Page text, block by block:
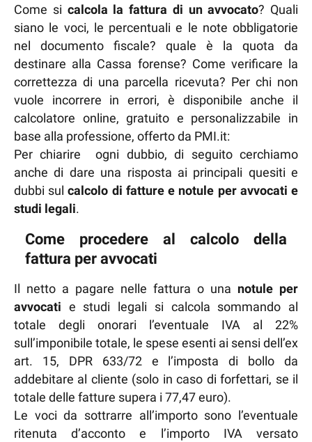
Come si calcola la fattura di un avvocato? Quali
siano le voci, le percentuali e le note obbligatorie
nel documento fiscale? quale è la quota da
destinare alla Cassa forense? Come verificare la
correttezza di una parcella ricevuta? Per chi non
vuole incorrere in errori, è disponibile anche il
calcolatore online, gratuito e personalizzabile in
base alla professione, offerto da PMI.it:
Per chiarire ogni dubbio, di seguito cerchiamo
anche di dare una risposta ai principali quesiti e
dubbi sulcalcolo di fatture e notule per avvocati e
studi legali.
Come procedere al calcolo della
fattura per avvocati
Il netto a pagare nelle fattura o una notule per
avvocati e studi legali si calcola sommando al
totale degli onorari l’eventuale IVA al 22%
sull’imponibile totale, le spese esenti ai sensi dell’ex
art. 15, DPR 633/72 e l’imposta di bollo da
addebitare al cliente (solo in caso di forfettari, se il
totale delle fatture supera i 77,47 euro).
Le voci da sottrarre all’importo sono l’eventuale
ritenuta d’acconto e l’importo IVA versato